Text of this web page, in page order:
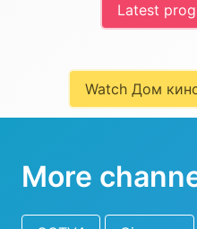
Latest
Watch Дом
More